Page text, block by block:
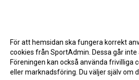
För att hemsidan ska fungera korrekt
cookies från SportAdmin. Dessa går inte
Föreningen kan också använda frivilliga
eller marknadsföring. Du väljer själv om